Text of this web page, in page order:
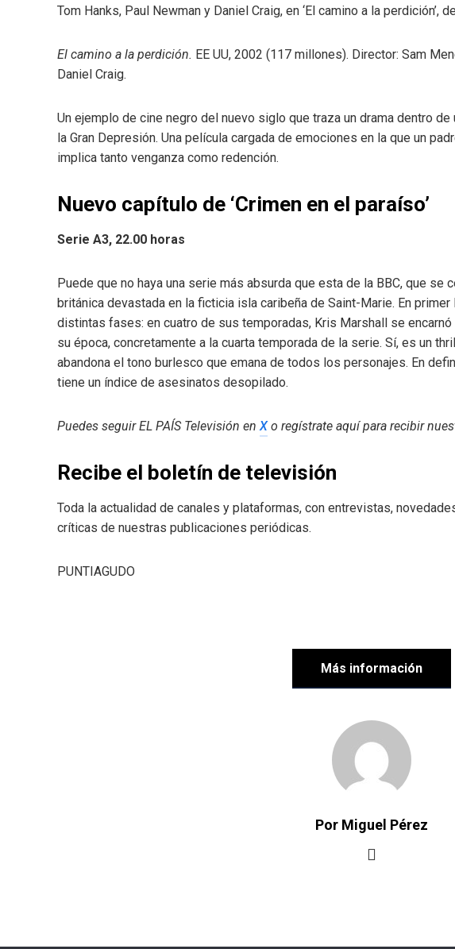
Tom Hanks, Paul Newman y Daniel Craig, en ‘El camino a la perdición’,
El camino a la perdición. EE UU, 2002 (117 millones). Director: Sam
Daniel Craig.
Un ejemplo de cine negro del nuevo siglo que traza un drama dentro
la Gran Depresión. Una película cargada de emociones en la que un
implica tanto venganza como redención.
Nuevo capítulo de ‘Crimen en el paraíso’
Serie A3, 22.00 horas
Puede que no haya una serie más absurda que esta de la BBC, que se
británica devastada en la ficticia isla caribeña de Saint-Marie. En
distintas fases: en cuatro de sus temporadas, Kris Marshall se
su época, concretamente a la cuarta temporada de la serie. Sí, es un
abandona el tono burlesco que emana de todos los personajes. En
tiene un índice de asesinatos desopilado.
Puedes seguir EL PAÍS Televisión en Xo regístrate aquí para recibir
Recibe el boletín de televisión
Toda la actualidad de canales y plataformas, con entrevistas,
críticas de nuestras publicaciones periódicas.
PUNTIAGUDO
Más información
Por Miguel Pérez